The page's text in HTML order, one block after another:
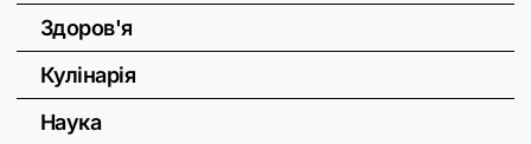
Здоров'я
Кулінарія
Наука